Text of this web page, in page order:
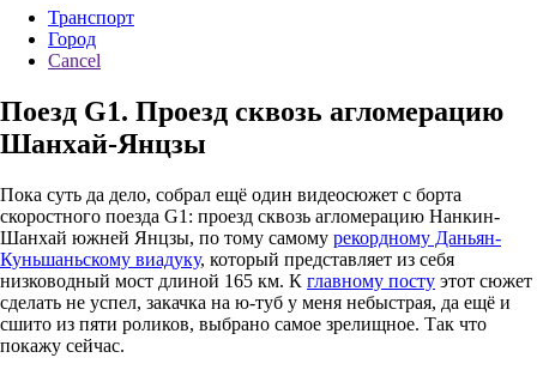
Транспорт
Город
Cancel
Поезд G1. Проезд сквозь агломерацию
Шанхай-Янцзы
Пока суть да дело, собрал ещё один видеосюжет с борта
скоростного поезда G1: проезд сквозь агломерацию Нанкин-
Шанхай южней Янцзы, по тому самому рекордному Даньян-
Куньшаньскому виадуку, который представляет из себя
низководный мост длиной 165 км. К главному посту этот сюжет
сделать не успел, закачка на ю-туб у меня небыстрая, да ещё и
сшито из пяти роликов, выбрано самое зрелищное. Так что
покажу сейчас.